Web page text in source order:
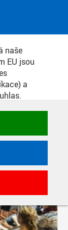
naše
EU jsou
a
podle